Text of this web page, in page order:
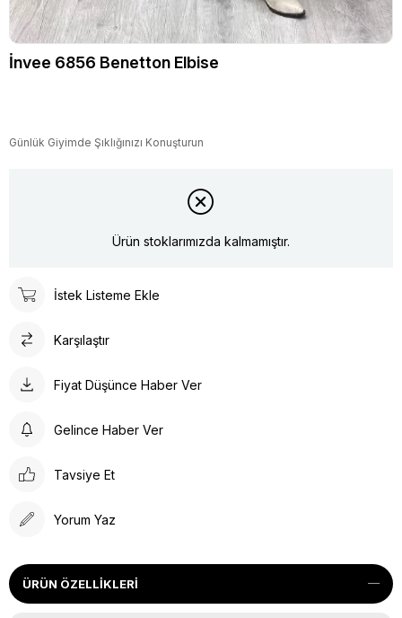
İnvee 6856 Benetton Elbise
Günlük Giyimde Şıklığınızı Konuşturun
Ürün stoklarımızda kalmamıştır.
İstek Listeme Ekle
Karşılaştır
Fiyat Düşünce Haber Ver
Gelince Haber Ver
Tavsiye Et
Yorum Yaz
ÜRÜN ÖZELLIKLERI